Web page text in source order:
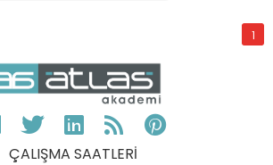
1
ÇALIŞMA SAATLERİ